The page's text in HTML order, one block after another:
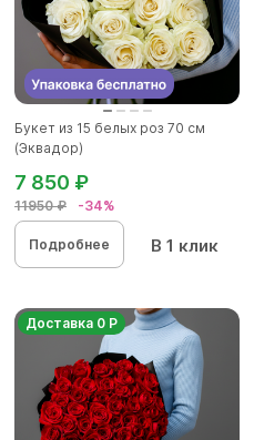
Букет из 15 белых роз 70 см
(Эквадор)
11950 ₽ -34%
7 850 ₽
Подробнее В 1 клик
Доставка 0 Р